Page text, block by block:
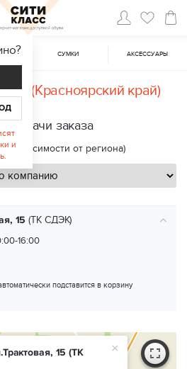
CУМКИ АКСЕССУАРЫ
(Красноярский край)
выдачи заказа
зависимости от региона)
15 (ТК СДЭК)
16:00
подставится в корзину
×
15 (ТК
?
и